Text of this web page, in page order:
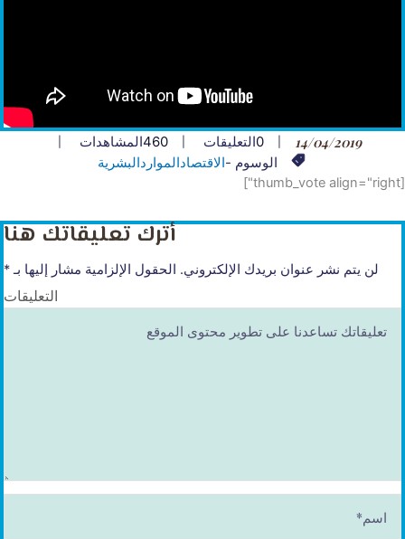
14/04/2019
0التعليقات 460المشاهدات
الوسوم -الاقتصادالمواردالبشرية
[thumb_vote align="right"]
أترك تعليقاتك هنا
لن يتم نشر عنوان بريدك الإلكتروني. الحقول الإلزامية مشار إليها بـ*
التعليقات